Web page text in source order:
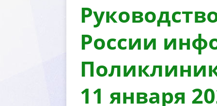
России
11 января